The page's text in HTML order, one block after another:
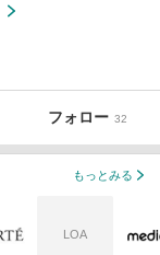
フォロー 32
もっとみる
LOA